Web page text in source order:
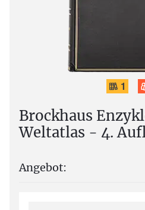
1
Brockhaus
Weltatlas - 4.
Angebot: